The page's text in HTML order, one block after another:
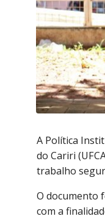
A Política
do Cariri
trabalho
O documento
com a